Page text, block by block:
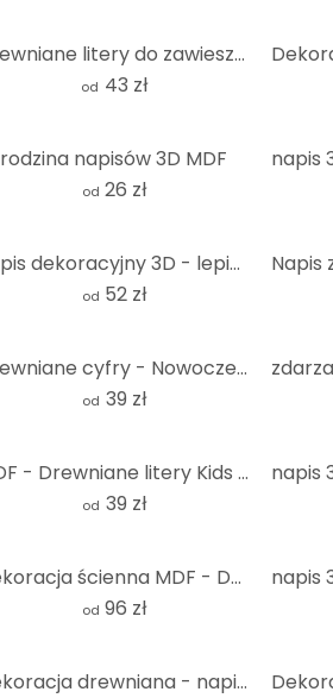
Drewniane litery do zawieszenia - Bodoni
od 43 zł
rodzina napisów 3D MDF
od 26 zł
napis dekoracyjny 3D - lepiej razem - MDF
od 52 zł
Drewniane cyfry - Nowoczesny numer domu - MDF natura
od 39 zł
MDF - Drewniane litery Kids - Nature
od 39 zł
Dekoracja ścienna MDF - Dom jest tam, gdzie jest serce (6 sztuk)
od 96 zł
Dekoracja drewniana - napis 3D do kuchni - Bar kawowy - MDF natura